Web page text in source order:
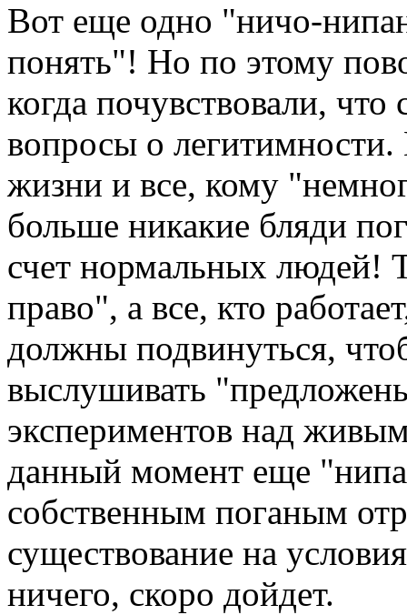
Вот еще одно "ничо-
понять"! Но по этому
когда почувствовали,
вопросы о
жизни и все, кому
больше никакие бляди
счет нормальных людей!
право", а все, кто
должны подвинуться,
выслушивать
экспериментов над
данный момент еще
собственным поганым
существование на
ничего, скоро дойдет.